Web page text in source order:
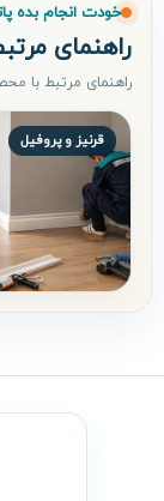
خودت انجام بده
راهنمای
راهنمای مرتبط با
قرنیز و پروفیل